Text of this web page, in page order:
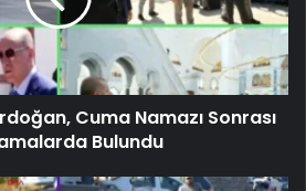
Cuma Namazı Sonrası
Bulundu